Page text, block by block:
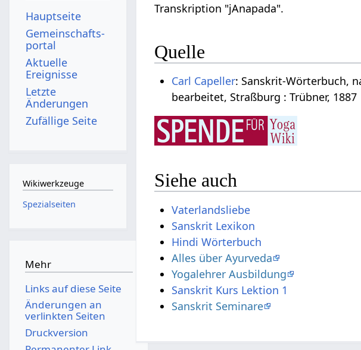
Transkription "jAnapada".
Quelle
Carl Capeller: Sanskrit-Wörterbuch,
bearbeitet, Straßburg : Trübner, 1887
Siehe auch
Vaterlandsliebe
Sanskrit Lexikon
Hindi Wörterbuch
Alles über Ayurveda
Yogalehrer Ausbildung
Sanskrit Kurs Lektion 1
Sanskrit Seminare
Hauptseite
Gemeinschafts­
portal
Aktuelle
Ereignisse
Letzte
Änderungen
Zufällige Seite
Wikiwerkzeuge
Spezialseiten
Mehr
Links auf diese Seite
Änderungen an
verlinkten Seiten
Druckversion